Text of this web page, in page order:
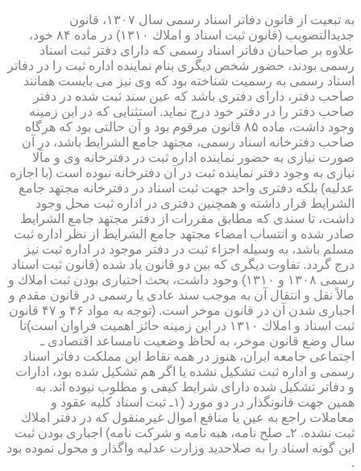
به تبعیت از قانون دفاتر اسناد رسمی سال ۱۳۰۷، قانون
جدیدالتصویب (قانون ثبت اسناد و املاك ۱۳۱۰) در ماده ۸۴ خود،
علاوه بر صاحبان دفاتر اسناد رسمی كه دارای دفتر ثبت اسناد
رسمی بودند، حضور شخص دیگری بنام نماینده اداره ثبت را در دفاتر
اسناد رسمی به رسمیت شناخته بود كه وی نیز می بایست همانند
صاحب دفتر، دارای دفتری باشد كه عین سند ثبت شده در دفتر
صاحب دفتر را در دفتر خود درج نماید. استثنایی كه در این زمینه
وجود داشت، ماده ۸۵ قانون مرقوم بود و آن حالتی بود كه هرگاه
صاحب دفترخانه اسناد رسمی، مجتهد جامع الشرایط باشد، در آن
صورت نیازی به حضور نماینده اداره ثبت در دفترخانه وی و مآلا
نیازی به وجود دفتر نماینده ثبت در آن دفترخانه نبوده است (با اجازه
عدلیه) بلكه دفتری واحد جهت ثبت اسناد در دفترخانه مجتهد جامع
الشرایط قرار داشته و همچنین دفتری در اداره ثبت محل وجود
داشت، تا سندی كه مطابق مقررات از دفتر مجتهد جامع الشرایط
صادر شده و انتساب امضاء مجتهد جامع الشرایط از نظر اداره ثبت
مسلم باشد، به وسیله اجزاء ثبت در دفتر موجود در اداره ثبت نیز
درج گردد. تفاوت دیگری كه بین دو قانون یاد شده (قانون ثبت اسناد
رسمی ۱۳۰۸ و ۱۳۱۰) وجود داشت، بحث اختیاری بودن ثبت املاك و
مالاً نقل و انتقال آن به موجب سند عادی یا رسمی در قانون مقدم و
اجباری شدن آن در قانون موخر است. (توجه به مواد ۴۶ و ۴۷ قانون
ثبت اسناد و املاك ۱۳۱۰ در این زمینه حائز اهمیت فراوان است)تا
سال وضع قانون موخر، به لحاظ وضعیت نامساعد اقتصادی ـ
اجتماعی جامعه ایران، هنوز در همه نقاط این مملكت دفاتر اسناد
رسمی و اداره ثبت تشكیل نشده یا اگر هم تشكیل شده بود، ادارات
و دفاتر تشكیل شده دارای شرایط كیفی و مطلوب نبوده اند. به
همین جهت قانونگذار در دو مورد (۱ـ ثبت اسناد كلیه عقود و
معاملات راجع به عین یا منافع اموال غیرمنقول كه در دفتر املاك
ثبت نشده. ۲ـ صلح نامه، هبه نامه و شركت نامه) اجباری بودن ثبت
این گونه اسناد را به صلاحدید وزارت عدلیه واگذار و محول نموده بود
.